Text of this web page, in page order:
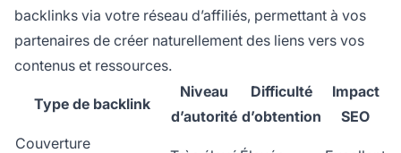
backlinks via votre réseau d’affiliés, permettant à vos
partenaires de créer naturellement des liens vers vos
contenus et ressources.
Type de backlink
Niveau
d’autorité
Difficulté
d’obtention
Impact
SEO
Couverture